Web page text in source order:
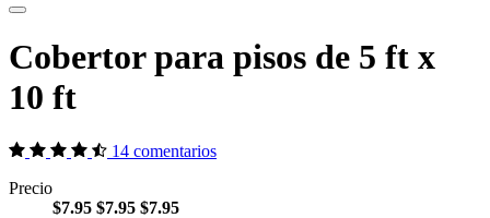
Cobertor para pisos de 5 ft x
10 ft
14 comentarios
Precio
$7.95 $7.95 $7.95